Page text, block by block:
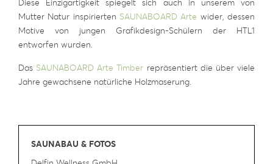
Mutter Natur inspirierten SAUNABOARD Arte wider, dessen
Motive von jungen Grafikdesign-Schülern der HTL1
entworfen wurden.
Das SAUNABOARD Arte Timber repräsentiert die über viele
Jahre gewachsene natürliche Holzmaserung.
SAUNABAU & FOTOS